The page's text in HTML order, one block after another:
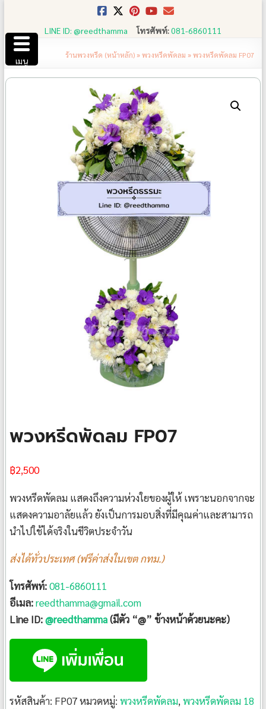
content
LINE ID: @reedthamma โทรศัพท์:081-6860111
ร้านพวงหรีด (หน้าหลัก)»พวงหรีดพัดลม »พวงหรีดพัดลม FP07
พวงหรีดพัดลม FP07
฿2,500
พวงหรีดพัดลม แสดงถึงความห่วงใยของผู้ให้ เพราะนอกจากจะ
แสดงความอาลัยแล้ว ยังเป็นการมอบสิ่งที่มีคุณค่าและสามารถ
นำไปใช้ได้จริงในชีวิตประจำวัน
ส่งได้ทั่วประเทศ (ฟรีค่าส่งในเขต กทม.)
โทรศัพท์:081-6860111
อีเมล:reedthamma@gmail.com
Line ID:@reedthamma(มีตัว “@” ข้างหน้าด้วยนะคะ)
รหัสสินค้า: FP07หมวดหมู่: พวงหรีดพัดลม, พวงหรีดพัดลม 18
เมนู